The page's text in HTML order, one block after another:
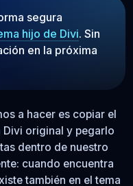
segura
hijo de Divi. Sin
en la próxima
a hacer es copiar el
original y pegarlo
dentro de nuestro
cuando encuentra
también en el tema